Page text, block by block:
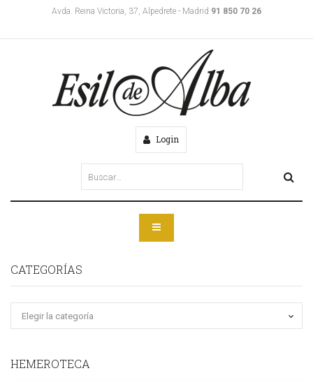
Avda. Reina Victoria, 37, Alpedrete - Madrid 91 850 70 26
Login
CATEGORÍAS
HEMEROTECA